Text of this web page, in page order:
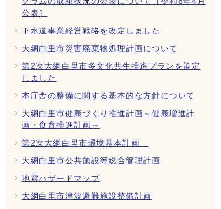
公表］
下水道事業経営戦略を改定しました
大網白里市災害廃棄物処理計画について
第2次大網白里市多文化共生推進プランを策定
しました
本庁舎の整備に関する基本的な方針について
大網白里市健康づくり推進計画～健康増進計
画・食育推進計画～
第2次大網白里市環境基本計画
大網白里市公共施設等総合管理計画
地震ハザードマップ
大網白里市津波避難施設整備計画